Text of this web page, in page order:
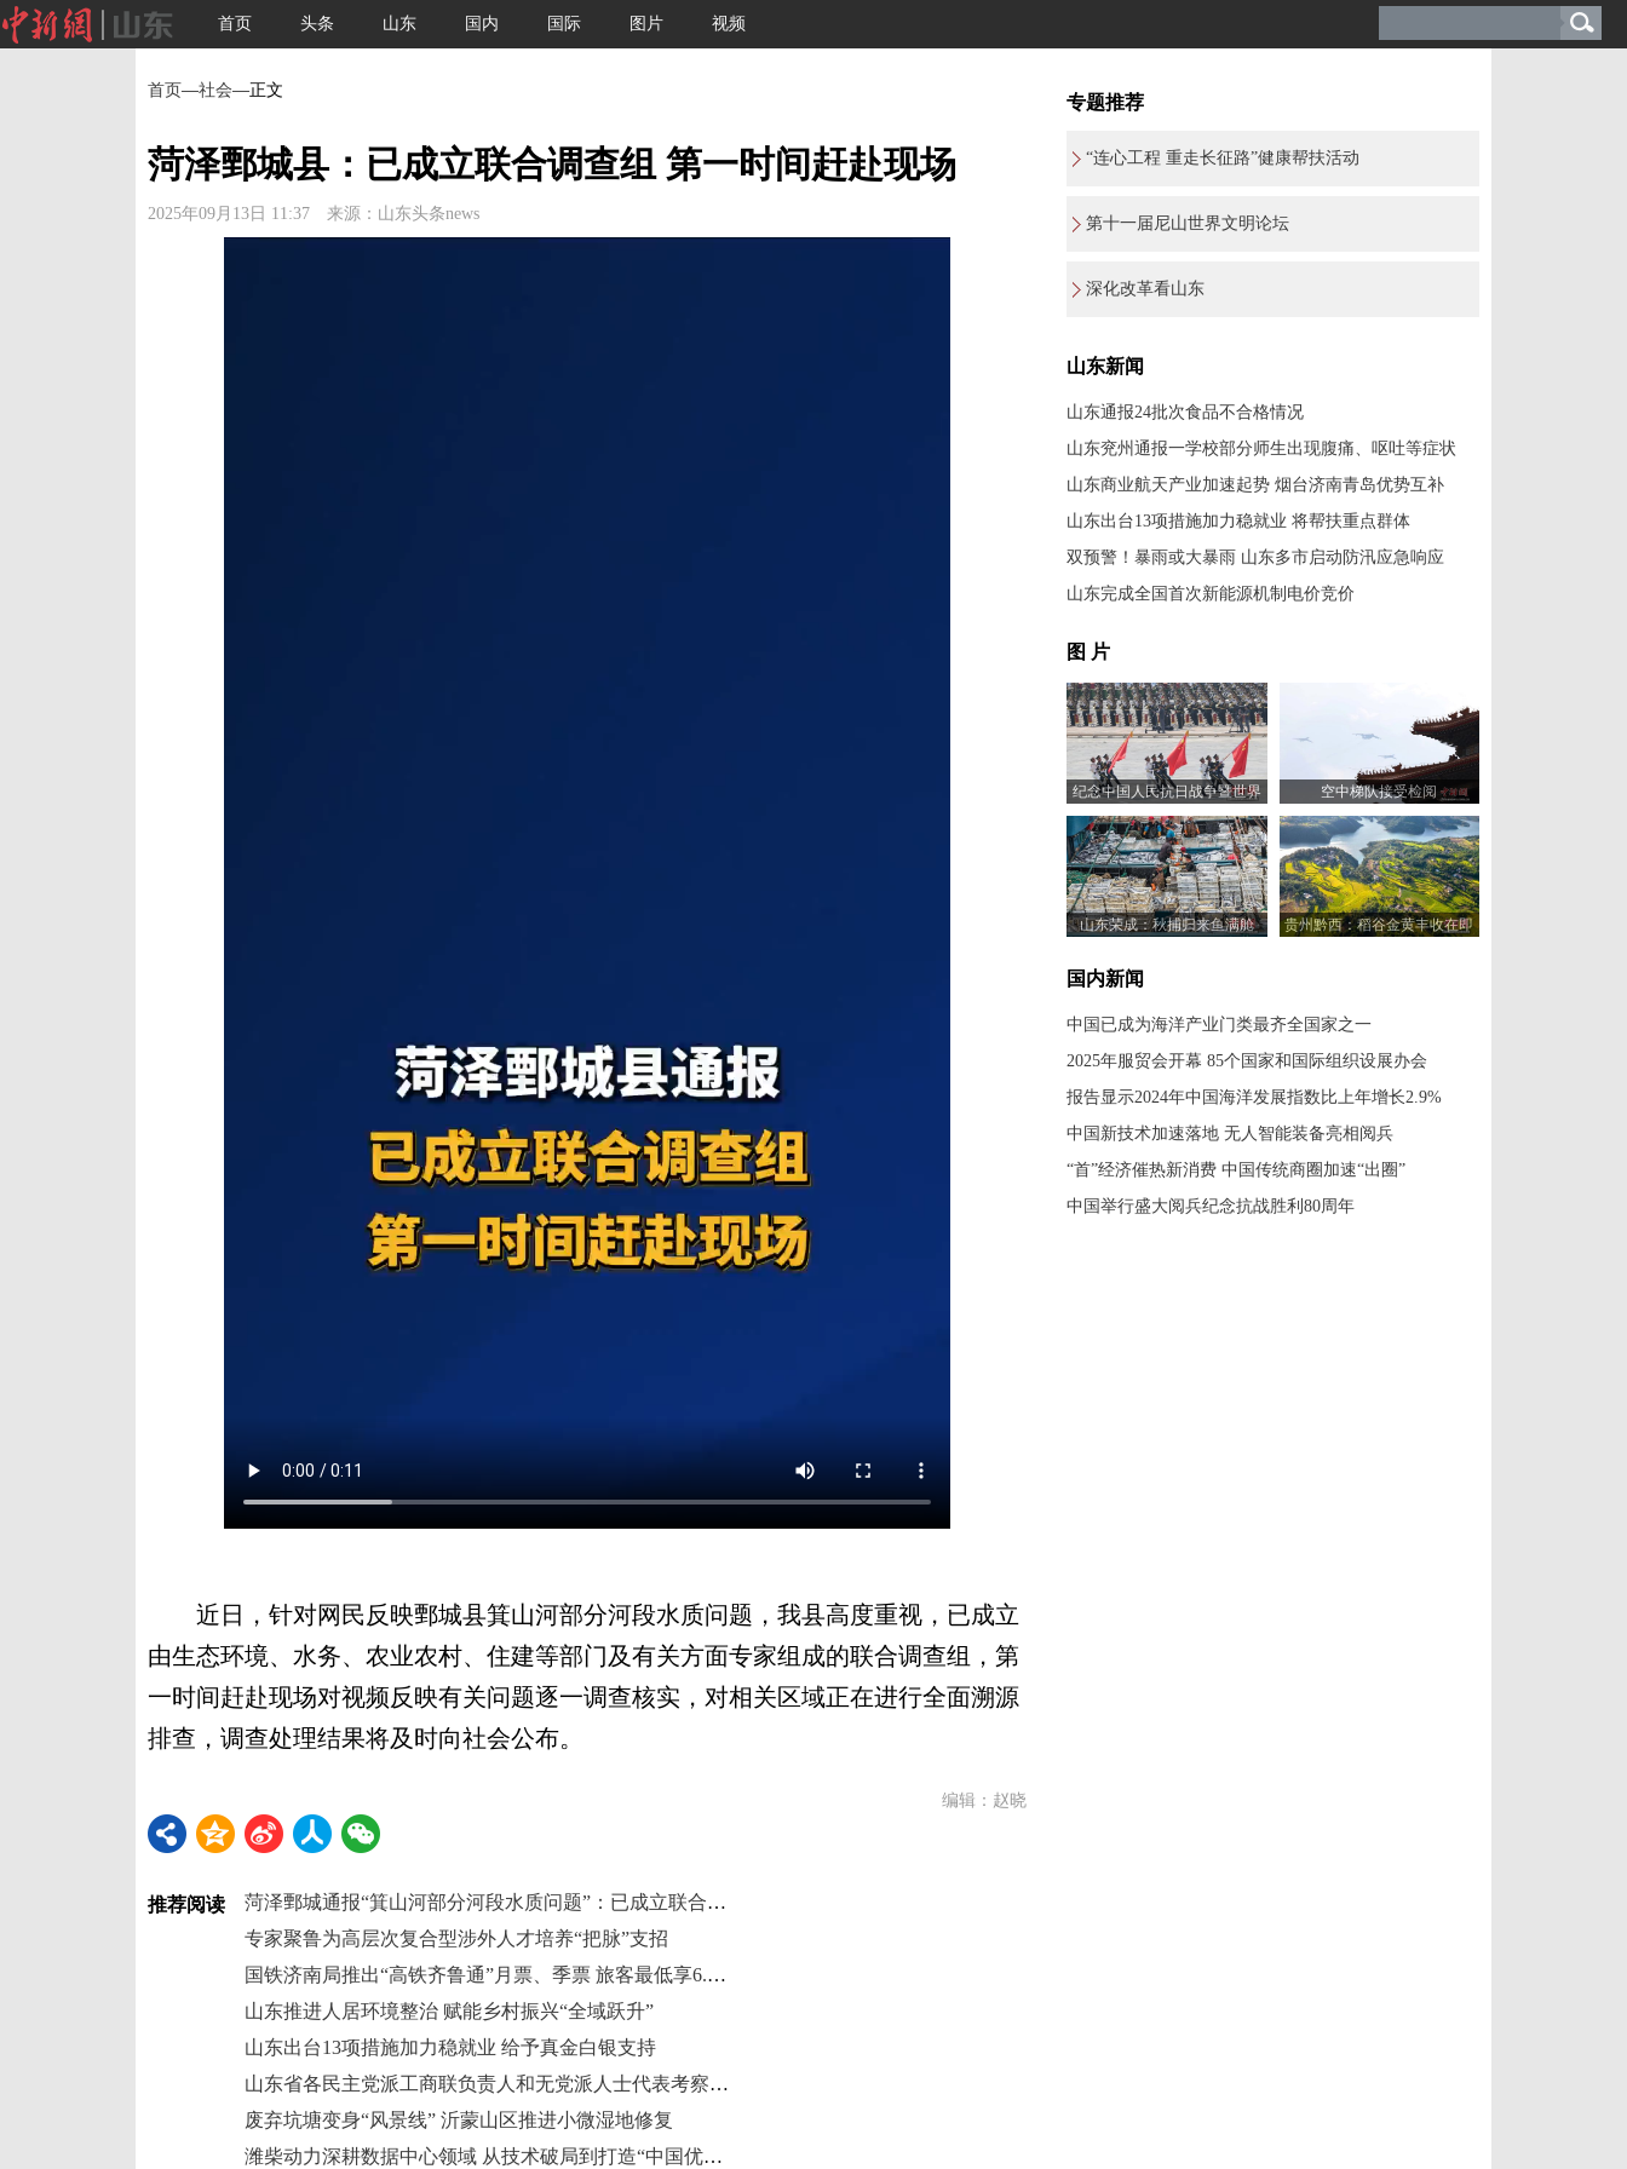
首页 头条 山东 国内 国际 图片 视频
首页—社会—正文
菏泽鄄城县：已成立联合调查组 第一时间赶赴现场
2025年09月13日 11:37 来源：山东头条news
近日，针对网民反映鄄城县箕山河部分河段水质问题，我县高度重视，已成立
由生态环境、水务、农业农村、住建等部门及有关方面专家组成的联合调查组，第
一时间赶赴现场对视频反映有关问题逐一调查核实，对相关区域正在进行全面溯源
排查，调查处理结果将及时向社会公布。
编辑：赵晓
推荐阅读
菏泽鄄城通报“箕山河部分河段水质问题”：已成立联合调查组
专家聚鲁为高层次复合型涉外人才培养“把脉”支招
国铁济南局推出“高铁齐鲁通”月票、季票 旅客最低享6.2折优惠
山东推进人居环境整治 赋能乡村振兴“全域跃升”
山东出台13项措施加力稳就业 给予真金白银支持
山东省各民主党派工商联负责人和无党派人士代表考察研讨班在烟台举办
废弃坑塘变身“风景线” 沂蒙山区推进小微湿地修复
潍柴动力深耕数据中心领域 从技术破局到打造“中国优选方案”
专题推荐
“连心工程 重走长征路”健康帮扶活动
第十一届尼山世界文明论坛
深化改革看山东
山东新闻
山东通报24批次食品不合格情况
山东兖州通报一学校部分师生出现腹痛、呕吐等症状
山东商业航天产业加速起势 烟台济南青岛优势互补
山东出台13项措施加力稳就业 将帮扶重点群体
双预警！暴雨或大暴雨 山东多市启动防汛应急响应
山东完成全国首次新能源机制电价竞价
图 片
纪念中国人民抗日战争暨世界
反法西斯战争胜利80周年大会
举行
空中梯队接受检阅
山东荣成：秋捕归来鱼满舱 贵州黔西：稻谷金黄丰收在即
国内新闻
中国已成为海洋产业门类最齐全国家之一
2025年服贸会开幕 85个国家和国际组织设展办会
报告显示2024年中国海洋发展指数比上年增长2.9%
中国新技术加速落地 无人智能装备亮相阅兵
“首”经济催热新消费 中国传统商圈加速“出圈”
中国举行盛大阅兵纪念抗战胜利80周年